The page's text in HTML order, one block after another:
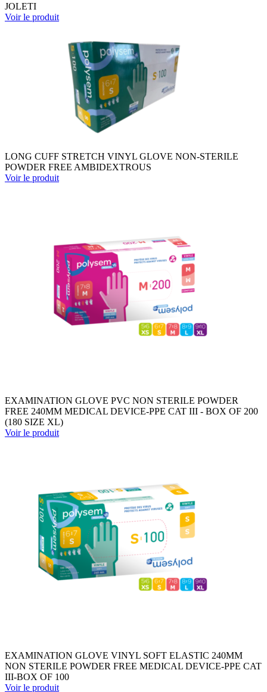
JOLETI
Voir le produit
LONG CUFF STRETCH VINYL GLOVE NON-STERILE
POWDER FREE AMBIDEXTROUS
Voir le produit
EXAMINATION GLOVE PVC NON STERILE POWDER
FREE 240MM MEDICAL DEVICE-PPE CAT III - BOX OF 200
(180 SIZE XL)
Voir le produit
EXAMINATION GLOVE VINYL SOFT ELASTIC 240MM
NON STERILE POWDER FREE MEDICAL DEVICE-PPE CAT
III-BOX OF 100
Voir le produit